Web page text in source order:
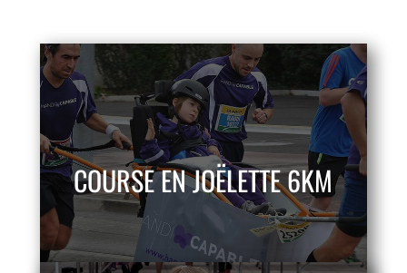
COURSE EN JOËLETTE 6KM